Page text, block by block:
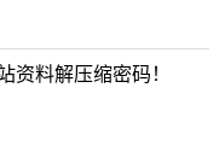
资料解压缩密码！